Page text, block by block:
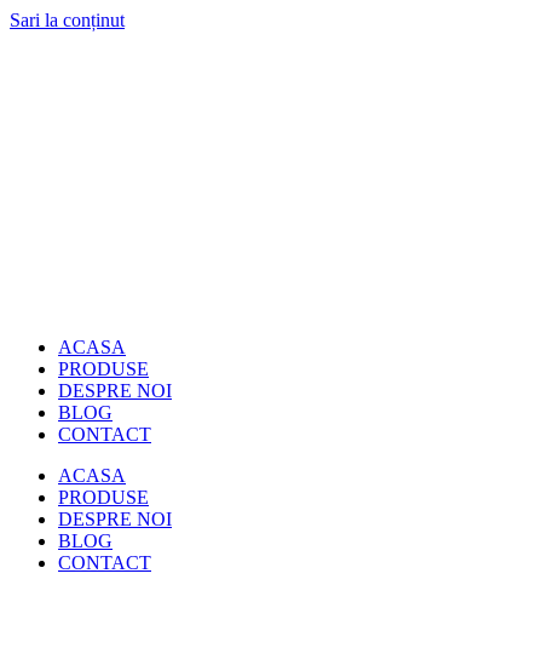
Sari la conținut
ACASA
PRODUSE
DESPRE NOI
BLOG
CONTACT
ACASA
PRODUSE
DESPRE NOI
BLOG
CONTACT